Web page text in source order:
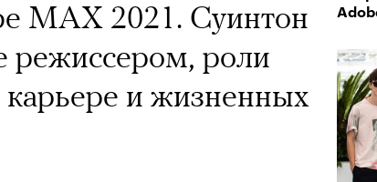
MAX 2021. Суинтон
режиссером, роли
карьере и жизненных
послушать
или